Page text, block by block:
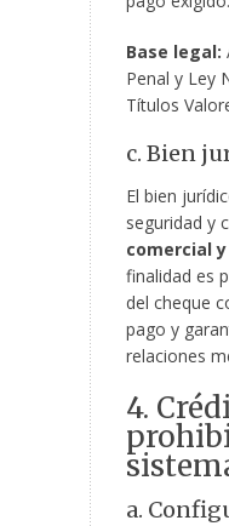
Base legal:
Penal y Ley
Títulos
c. Bien
El bien
seguridad y
comercial
finalidad es
del cheque
pago y
relaciones
4.
a.